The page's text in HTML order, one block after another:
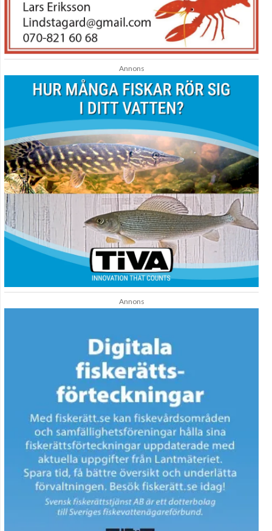
Annons
Annons